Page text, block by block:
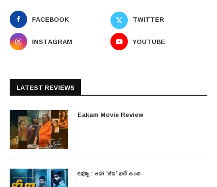
FACEBOOK
TWITTER
INSTAGRAM
YOUTUBE
LATEST REVIEWS
Eakam Movie Review
రివ్యూ : ఆహా ‘జీవి’ భలే ఉంది